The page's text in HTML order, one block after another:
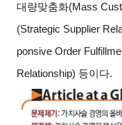
대량맞춤화(Mass
(Strategic Supplier
ponsive Order
Relationship) 등이다.